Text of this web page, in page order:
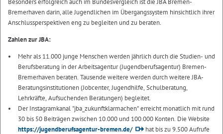
Besonders erfolgreich auch im Bundesvergleich ist die JBA Bremen-
Bremerhaven darin, alle Jugendlichen im Übergangssystem hinsichtlich ihrer
Anschlussperspektiven eng zu begleiten und zu beraten.
Zahlen zur JBA:
Mehr als 11.000 junge Menschen werden jährlich durch die Studien- und
Berufsberatung in der Arbeitsagentur (Jugendberufsagentur) Bremen-
Bremerhaven beraten. Tausende weitere werden durch weitere JBA-
Beratungsinstitutionen (Jobcenter, Jugendhilfe, Schulberatung,
Lehrkräfte, Aufsuchenden Beratungen) begleitet.
Der Instagramkanal "jba_zukunftklarmachen" erreicht monatlich mit rund
30 bis 50 Beiträgen zwischen 10.000 und 100.000 Konten. Die Website
https://jugendberufsagentur-bremen.de/
hat bis zu 9.500 Aufrufe